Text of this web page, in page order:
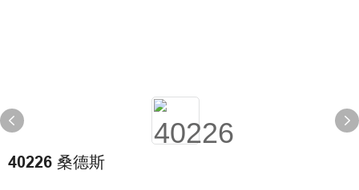
40226 桑德斯